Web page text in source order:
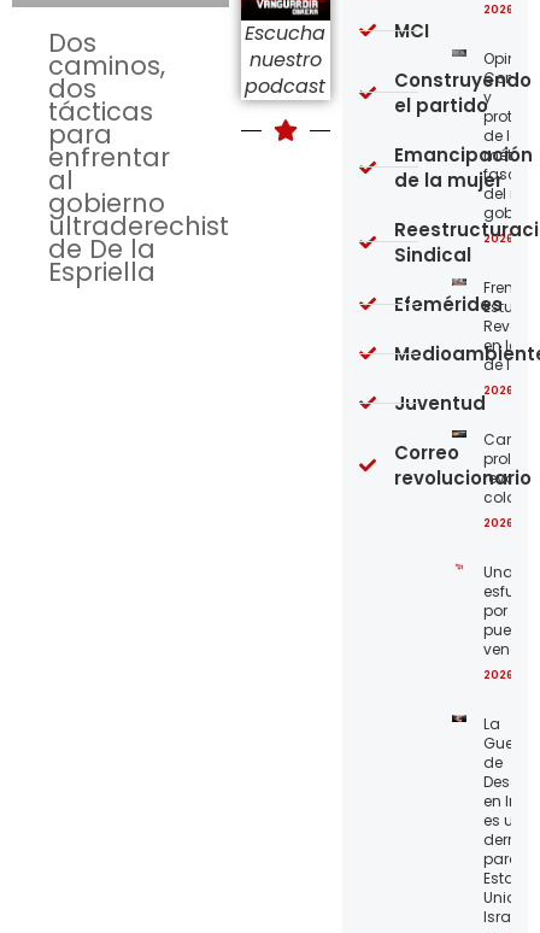
Dos
caminos,
dos
tácticas
para
enfrentar
al
gobierno
ultraderechista
de De la
Espriella
Escucha
nuestro
podcast
2026-
y
de los
del
2026-
Frente
en la
de los
2026-
Carta
2026-
por el
pueblo
2026-
La
Guerra
de
en Irán
es una
derrota
para
Unidos
Israel
MCI
Construyendo
el partido
Emancipación
de la mujer
Sindical
Efemérides
Juventud
Correo
revolucionario